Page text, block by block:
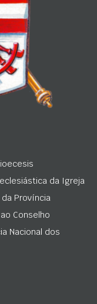
da Igreja
Província
Conselho
Nacional dos